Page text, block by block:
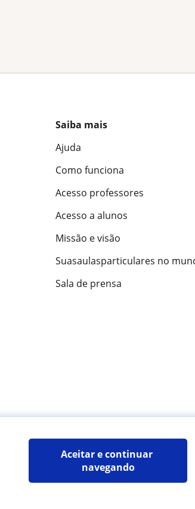
Aceitar e continuar
navegando
Saiba mais
Ajuda
Como funciona
Acesso professores
Acesso a alunos
Missão e visão
Suasaulasparticulares no
Sala de prensa
opiniões de alunos
Mapa do site:Professores